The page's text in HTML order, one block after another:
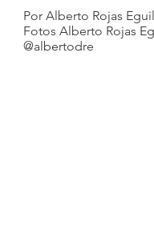
Por Alberto Rojas
Fotos Alberto Rojas
@albertodre